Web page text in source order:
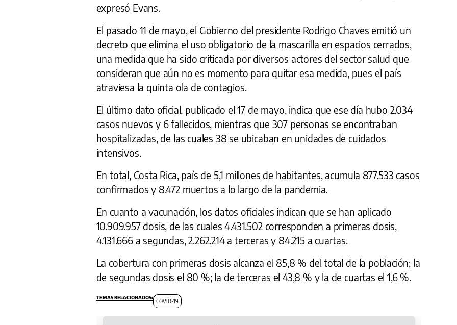
expresó Evans.
El pasado 11 de mayo, el Gobierno del presidente Rodrigo Chaves emitió un
decreto que elimina el uso obligatorio de la mascarilla en espacios cerrados,
una medida que ha sido criticada por diversos actores del sector salud que
consideran que aún no es momento para quitar esa medida, pues el país
atraviesa la quinta ola de contagios.
El último dato oficial, publicado el 17 de mayo, indica que ese día hubo 2.034
casos nuevos y 6 fallecidos, mientras que 307 personas se encontraban
hospitalizadas, de las cuales 38 se ubicaban en unidades de cuidados
intensivos.
En total, Costa Rica, país de 5,1 millones de habitantes, acumula 877.533 casos
confirmados y 8.472 muertos a lo largo de la pandemia.
En cuanto a vacunación, los datos oficiales indican que se han aplicado
10.909.957 dosis, de las cuales 4.431.502 corresponden a primeras dosis,
4.131.666 a segundas, 2.262.214 a terceras y 84.215 a cuartas.
La cobertura con primeras dosis alcanza el 85,8 % del total de la población; la
de segundas dosis el 80 %; la de terceras el 43,8 % y la de cuartas el 1,6 %.
COVID-19